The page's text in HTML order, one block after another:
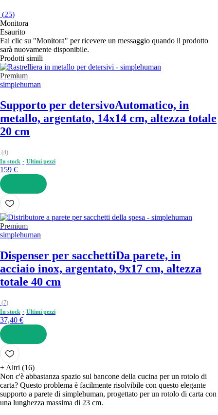
(25)
Monitora
Esaurito
Fai clic su "Monitora" per ricevere un messaggio quando il prodotto
sarà nuovamente disponibile.
Prodotti simili
Premium
simplehuman
Supporto per detersivoAutomatico, in
metallo, argentato, 14x14 cm, altezza totale
20 cm
(4)
In stock
Ultimi pezzi
159 €
AGGIUNGI
Premium
simplehuman
Dispenser per sacchettiDa parete, in
acciaio inox, argentato, 9x17 cm, altezza
totale 40 cm
(7)
In stock
Ultimi pezzi
37,40 €
AGGIUNGI
+ Altri (16)
Non c'è abbastanza spazio sul bancone della cucina per un rotolo di
carta? Questo problema è facilmente risolvibile con questo elegante
supporto a parete di simplehuman, progettato per un rotolo di carta con
una lunghezza massima di 23 cm.